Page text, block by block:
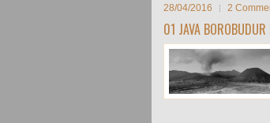
28/04/2016 2
01 JAVA